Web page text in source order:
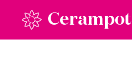
Cerampot